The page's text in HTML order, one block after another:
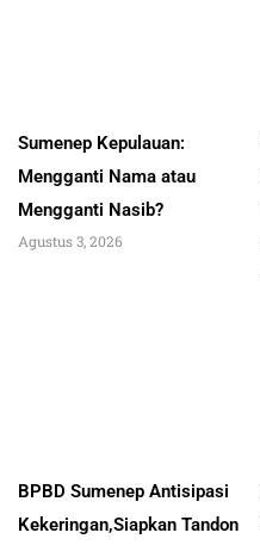
Sumenep Kepulauan:
Mengganti Nama atau
Mengganti Nasib?
Agustus 3, 2026
BPBD Sumenep Antisipasi
Kekeringan,Siapkan Tandon